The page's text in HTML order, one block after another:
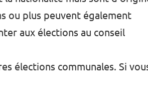
ou plus peuvent également
aux élections au conseil
élections communales. Si